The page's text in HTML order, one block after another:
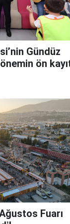
Gündüz
ön
Fuarı